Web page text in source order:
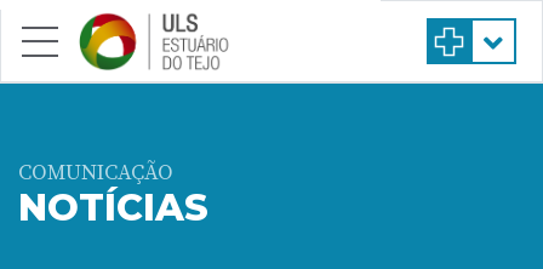
Saltar para conteúdo principal
COMUNICAÇÃO
NOTÍCIAS